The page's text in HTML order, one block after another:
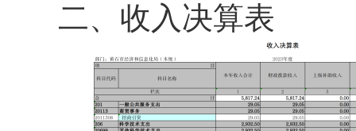
二、 收入决算表